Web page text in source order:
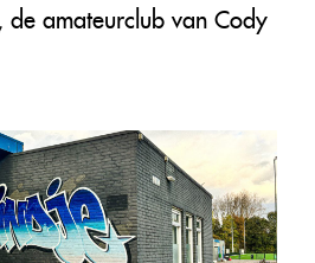
de amateurclub van Cody